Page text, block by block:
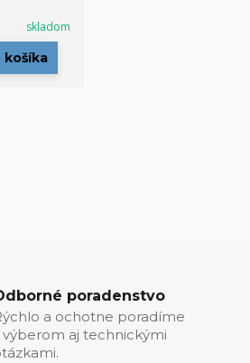
skladom
košíka
poradenstvo
a ochotne poradíme
výberom aj technickými